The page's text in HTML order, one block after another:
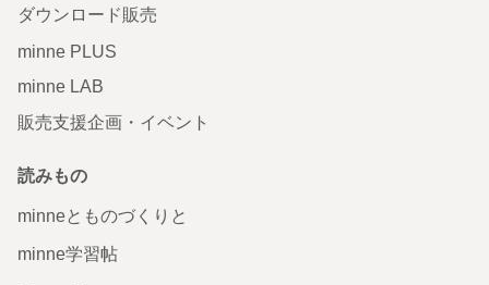
ダウンロード販売
minne PLUS
minne LAB
販売支援企画・イベント
読みもの
minneとものづくりと
minne学習帖